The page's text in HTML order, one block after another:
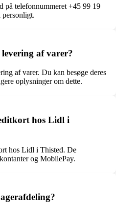
telefonnummeret +45 99 19
personligt.
af varer?
af varer. Du kan besøge deres
oplysninger om dette.
hos Lidl i
hos Lidl i Thisted. De
og MobilePay.